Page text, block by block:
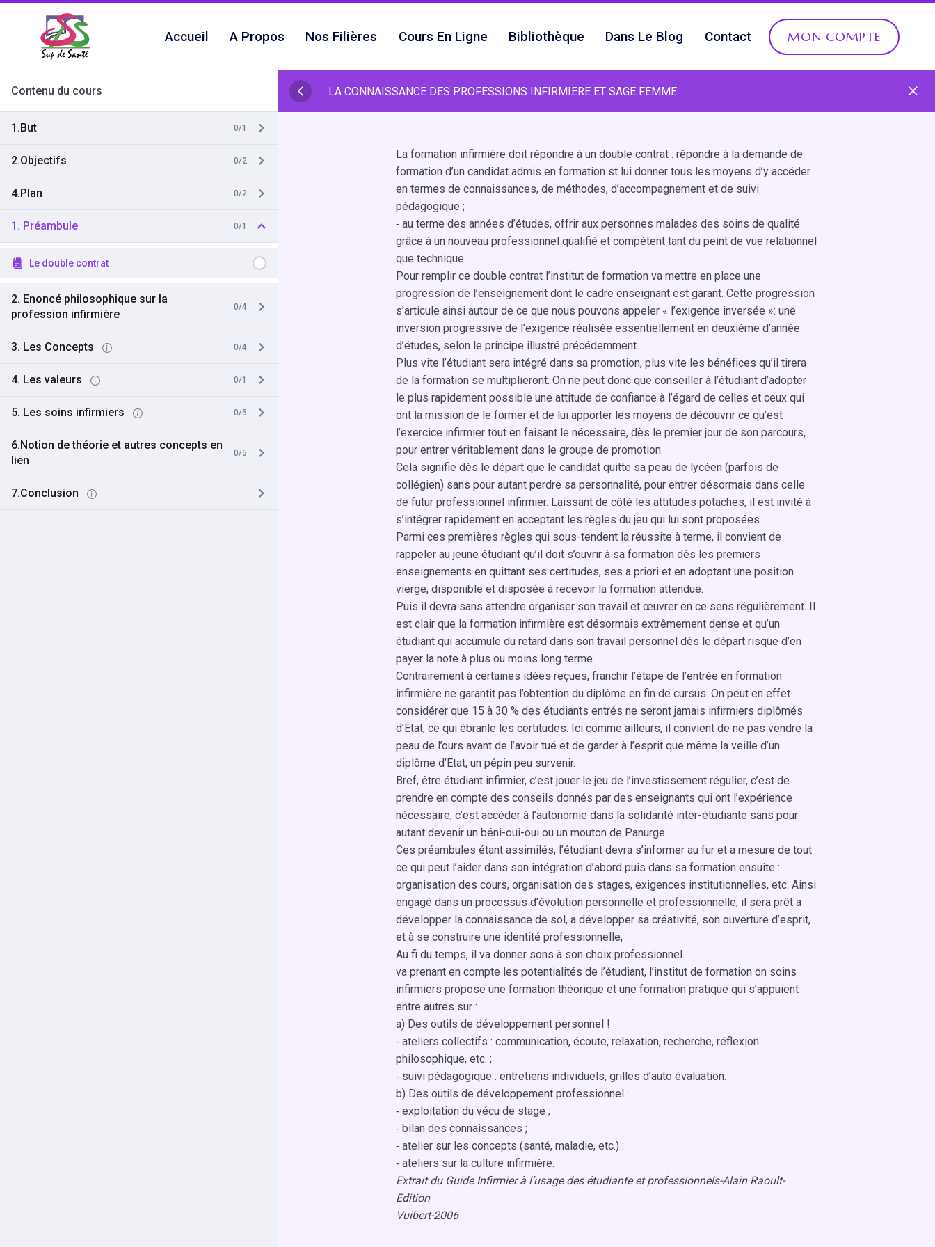
contenu
Accueil A Propos Nos Filières Cours En Ligne Bibliothèque Dans Le Blog Contact MON COMPTE
Contenu du cours
1.But 0/1
2.Objectifs 0/2
4.Plan 0/2
1. Préambule 0/1
Le double contrat
2. Enoncé philosophique sur la
profession infirmière
0/4
3. Les Concepts 0/4
4. Les valeurs 0/1
5. Les soins infirmiers 0/5
6.Notion de théorie et autres concepts en
lien
0/5
7.Conclusion
LA CONNAISSANCE DES PROFESSIONS INFIRMIERE ET SAGE FEMME
La formation infirmière doit répondre à un double contrat : répondre à la demande de
formation d’un candidat admis en formation st lui donner tous les moyens d’y accéder
en termes de connaissances, de méthodes, d’accompagnement et de suivi
pédagogique ;
⁃ au terme des années d’études, offrir aux personnes malades des soins de qualité
grâce à un nouveau professionnel qualifié et compétent tant du peint de vue relationnel
que technique.
Pour remplir ce double contrat l’institut de formation va mettre en place une
progression de l’enseignement dont le cadre enseignant est garant. Cette progression
s’articule ainsi autour de ce que nous pouvons appeler « l’exigence inversée »: une
inversion progressive de l’exigence réalisée essentiellement en deuxième d’année
d’études, selon le principe illustré précédemment.
Plus vite l’étudiant sera intégré dans sa promotion, plus vite les bénéfices qu’il tirera
de la formation se multiplieront. On ne peut donc que conseiller à l’étudiant d’adopter
le plus rapidement possible une attitude de confiance à l’égard de celles et ceux qui
ont la mission de le former et de lui apporter les moyens de découvrir ce qu’est
l’exercice infirmier tout en faisant le nécessaire, dès le premier jour de son parcours,
pour entrer véritablement dans le groupe de promotion.
Cela signifie dès le départ que le candidat quitte sa peau de lycéen (parfois de
collégien) sans pour autant perdre sa personnalité, pour entrer désormais dans celle
de futur professionnel infirmier. Laissant de côté les attitudes potaches, il est invité à
s’intégrer rapidement en acceptant les règles du jeu qui lui sont proposées.
Parmi ces premières règles qui sous-tendent la réussite à terme, il convient de
rappeler au jeune étudiant qu’il doit s’ouvrir à sa formation dès les premiers
enseignements en quittant ses certitudes, ses a priori et en adoptant une position
vierge, disponible et disposée à recevoir la formation attendue.
Puis il devra sans attendre organiser son travail et œuvrer en ce sens régulièrement. Il
est clair que la formation infirmière est désormais extrêmement dense et qu’un
étudiant qui accumule du retard dans son travail personnel dès le départ risque d’en
payer la note à plus ou moins long terme.
Contrairement à certaines idées reçues, franchir l’étape de l’entrée en formation
infirmière ne garantit pas l’obtention du diplôme en fin de cursus. On peut en effet
considérer que 15 à 30 % des étudiants entrés ne seront jamais infirmiers diplômés
d’État, ce qui ébranle les certitudes. Ici comme ailleurs, il convient de ne pas vendre la
peau de l’ours avant de l’avoir tué et de garder à l’esprit que même la veille d’un
diplôme d’Etat, un pépin peu survenir.
Bref, être étudiant infirmier, c’est jouer le jeu de l’investissement régulier, c’est de
prendre en compte des conseils donnés par des enseignants qui ont l’expérience
nécessaire, c’est accéder à l’autonomie dans la solidarité inter-étudiante sans pour
autant devenir un béni-oui-oui ou un mouton de Panurge.
Ces préambules étant assimilés, l’étudiant devra s’informer au fur et a mesure de tout
ce qui peut l’aider dans son intégration d’abord puis dans sa formation ensuite :
organisation des cours, organisation des stages, exigences institutionnelles, etc. Ainsi
engagé dans un processus d’évolution personnelle et professionnelle, il sera prêt a
développer la connaissance de sol, a développer sa créativité, son ouverture d’esprit,
et à se construire une identité professionnelle,
Au fi du temps, il va donner sons à son choix professionnel.
va prenant en compte les potentialités de l’étudiant, l’institut de formation on soins
infirmiers propose une formation théorique et une formation pratique qui s’appuient
entre autres sur :
a) Des outils de développement personnel !
⁃ ateliers collectifs : communication, écoute, relaxation, recherche, réflexion
philosophique, etc. ;
⁃ suivi pédagogique : entretiens individuels, grilles d’auto évaluation.
b) Des outils de développement professionnel :
⁃ exploitation du vécu de stage ;
⁃ bilan des connaissances ;
⁃ atelier sur les concepts (santé, maladie, etc.) :
⁃ ateliers sur la culture infirmière.
Extrait du Guide Infirmier à l’usage des étudiante et professionnels-Alain Raoult-
Edition
Vuibert-2006